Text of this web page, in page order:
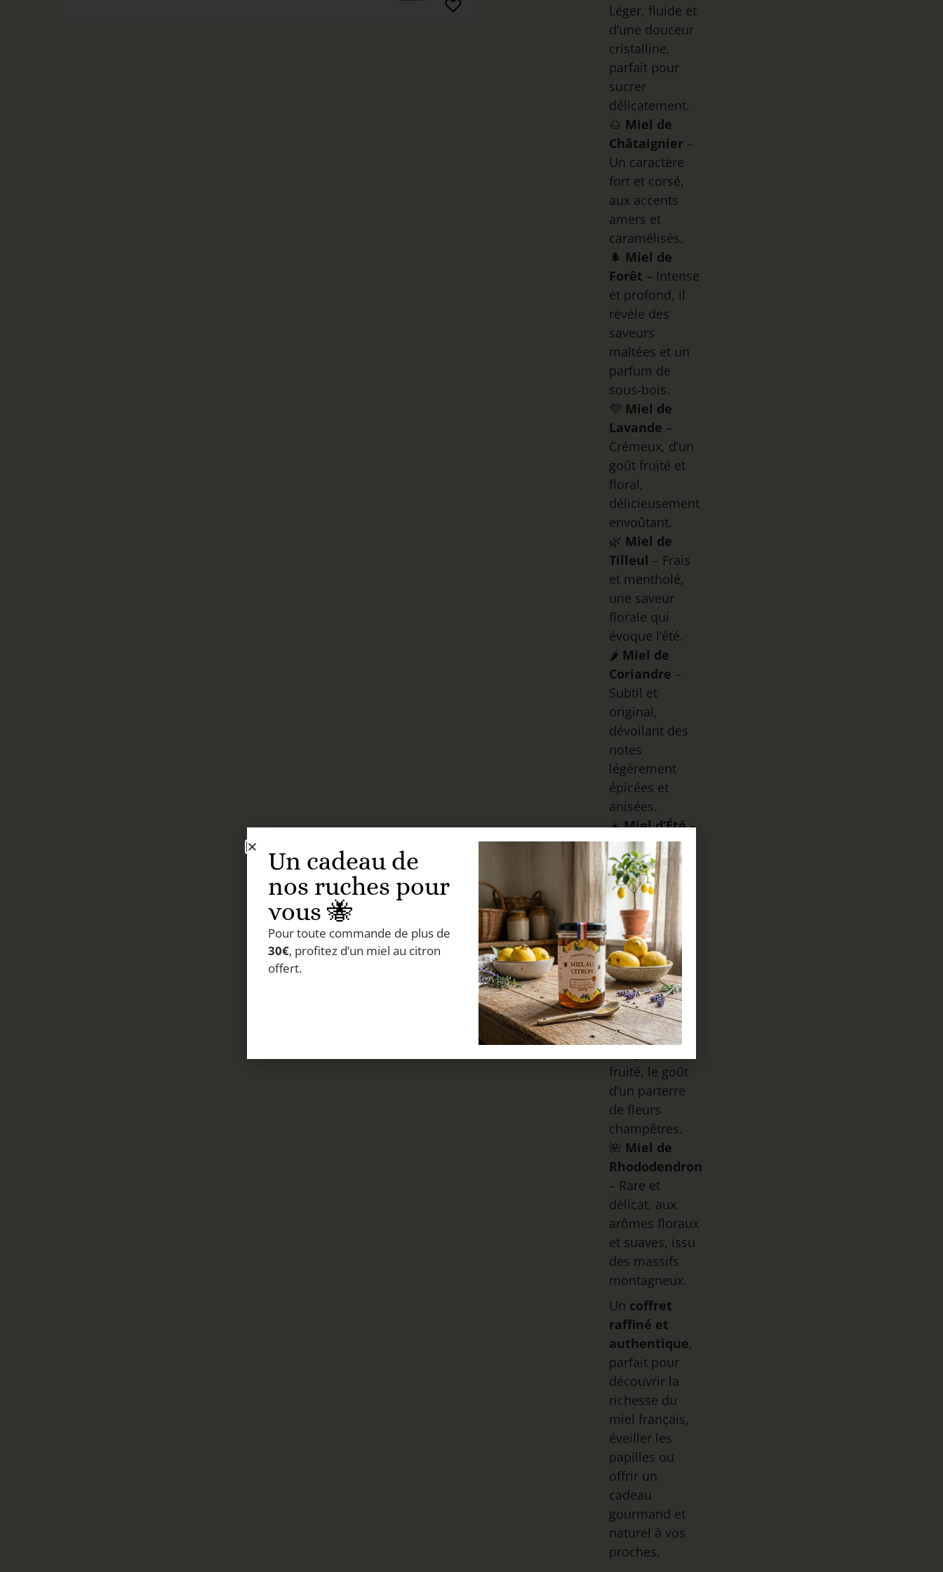
Léger, fluide et
d’une douceur
cristalline,
parfait pour
sucrer
délicatement.
🌰 Miel de
Châtaignier –
Un caractère
fort et corsé,
aux accents
amers et
caramélisés.
🌲 Miel de
Forêt – Intense
et profond, il
révèle des
saveurs
maltées et un
parfum de
sous-bois.
💜 Miel de
Lavande –
Crémeux, d’un
goût fruité et
floral,
délicieusement
envoûtant.
🌿 Miel de
Tilleul – Frais
et mentholé,
une saveur
florale qui
évoque l’été.
🌶️ Miel de
Coriandre –
Subtil et
original,
dévoilant des
notes
légèrement
épicées et
anisées.
☀️Miel d’Été–
Un bouquet
harmonieux,
solaire et
délicatement
fruité, reflet
des floraisons
estivales.
🌼Miel de
Fleurs
Sauvages–
Doux,
fruité, le goût
d’un parterre
de fleurs
champêtres.
🌺 Miel de
Rhododendron
– Rare et
délicat, aux
arômes floraux
et suaves, issu
des massifs
montagneux.
Un coffret
raffiné et
authentique,
parfait pour
découvrir la
richesse du
miel français,
éveiller les
papilles ou
offrir un
cadeau
gourmand et
naturel à vos
proches.
Un cadeau de
nos ruches pour
vous 🐝
Pour toute commande de plus de
30€, profitez d’un miel au citron
offert.